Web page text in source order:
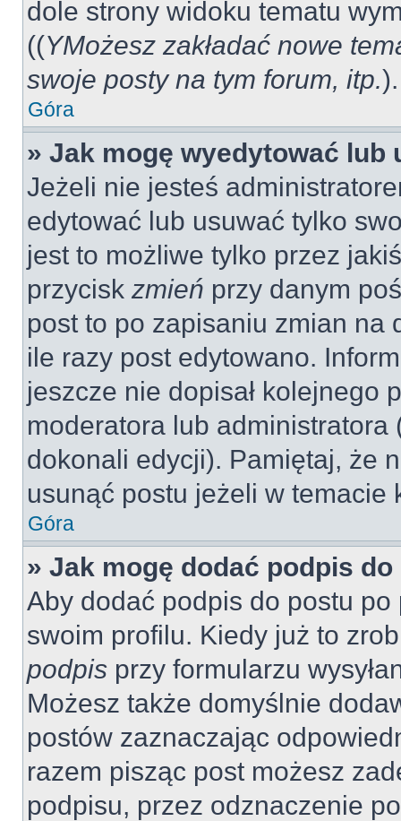
dole strony widoku tematu
((YMożesz zakładać nowe
swoje posty na tym forum, itp.).
Góra
» Jak mogę wyedytować lub
Jeżeli nie jesteś
edytować lub usuwać tylko
jest to możliwe tylko przez
przycisk zmień przy danym
post to po zapisaniu zmian na
ile razy post edytowano.
jeszcze nie dopisał kolejnego
moderatora lub
dokonali edycji). Pamiętaj, że
usunąć postu jeżeli w temacie
Góra
» Jak mogę dodać podpis
Aby dodać podpis do postu
swoim profilu. Kiedy już to
podpis przy formularzu
Możesz także domyślnie
postów zaznaczając
razem pisząc post możesz
podpisu, przez odznaczenie